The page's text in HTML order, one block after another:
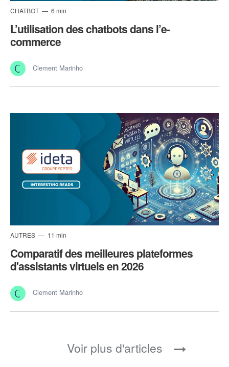
We waited until we were sure you were
CHATBOT 6 min
L’utilisation des chatbots dans l’e-
commerce
Clement Marinho
AUTRES 11 min
Comparatif des meilleures plateformes
d'assistants virtuels en 2026
Clement Marinho
Voir plus d'articles